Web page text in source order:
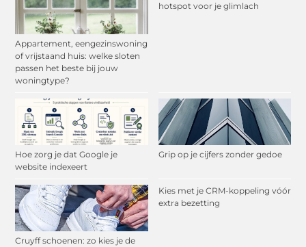
Appartement, eengezinswoning
of vrijstaand huis: welke sloten
passen het beste bij jouw
woningtype?
hotspot voor je glimlach
Hoe zorg je dat Google je
website indexeert
Grip op je cijfers zonder gedoe
Cruyff schoenen: zo kies je de
Kies met je CRM-koppeling vóór
extra bezetting